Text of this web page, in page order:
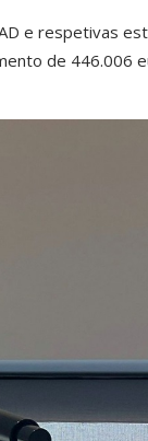
e respetivas
de 446.006